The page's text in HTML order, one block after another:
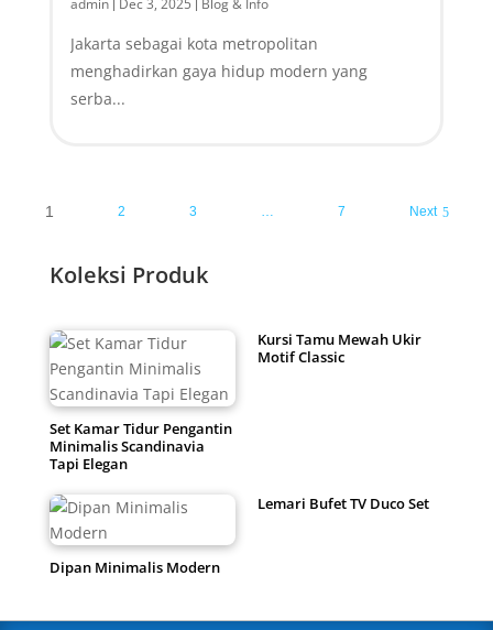
admin Dec 3, 2025 Blog & Info
Jakarta sebagai kota metropolitan
menghadirkan gaya hidup modern yang
serba...
1 2 3 … 7 Next
Koleksi Produk
Set Kamar Tidur Pengantin
Minimalis Scandinavia
Tapi Elegan
Kursi Tamu Mewah Ukir
Motif Classic
Dipan Minimalis Modern
Lemari Bufet TV Duco Set